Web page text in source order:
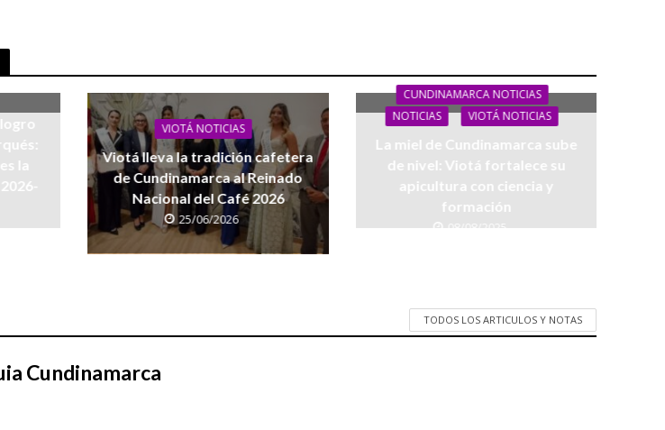
la
VIOTÁ NOTICIAS
Viotá lleva la tradición cafetera
de Cundinamarca al Reinado
Nacional del Café 2026
25/06/2026
CUNDINAMARCA NOTICIAS
NOTICIAS
VIOTÁ NOTICIAS
La miel de Cundinamarca sube
de nivel: Viotá fortalece su
apicultura con ciencia y
formación
08/08/2025
TODOS LOS ARTICULOS Y NOTAS
Cundinamarca